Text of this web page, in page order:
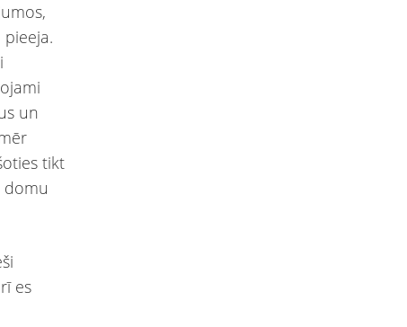
pieeja.
un
tikt
domu
es